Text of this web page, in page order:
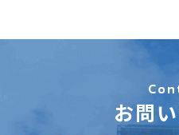
お問